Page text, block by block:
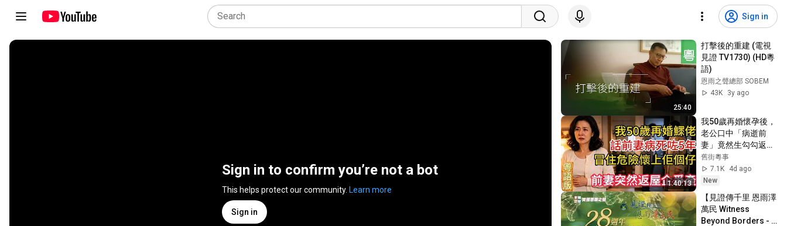
Sign in
Sign in to confirm you’re not a bot
This helps protect our community. Learn more
Sign in
25:40
打擊後的重建 (電視
見證 TV1730) (HD粵
語)
恩雨之聲總部 SOBEM
43K
3y ago
1:40:13
我50歲再婚懷孕後，
老公口中「病逝前
妻」竟然生勾勾返嚟
爭產！24歲親生女硬
氣撐腰：阿媽以後我
養你！｜二婚情感家
庭有聲粵語故事#舊
街粵事
舊街粵事
7.1K
4d ago
New
【見證傳千里 恩雨澤
萬民 Witness
Beyond Borders -